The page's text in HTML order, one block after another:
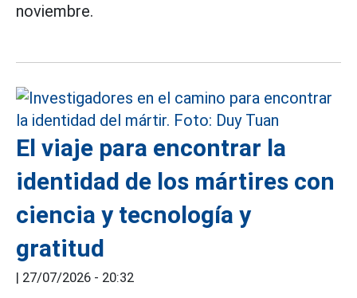
noviembre.
El viaje para encontrar la
identidad de los mártires con
ciencia y tecnología y
gratitud
| 27/07/2026 - 20:32